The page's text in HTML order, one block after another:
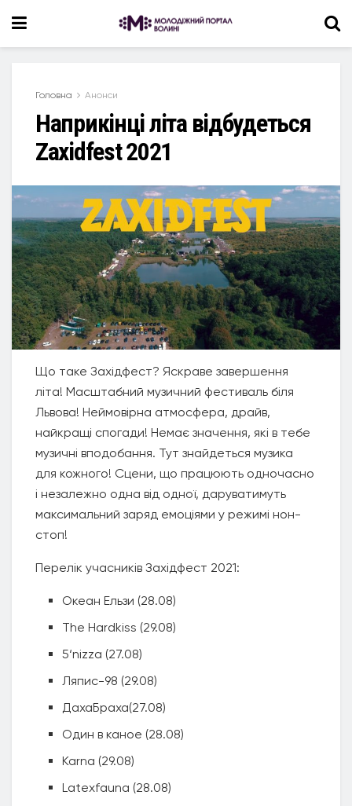
Головна Анонси
Наприкінці літа відбудеться
Zaхidfest 2021
Що таке Західфест? Яскраве завершення
літа! Масштабний музичний фестиваль біля
Львова! Неймовірна атмосфера, драйв,
найкращі спогади! Немає значення, які в тебе
музичні вподобання. Тут знайдеться музика
для кожного! Сцени, що працюють одночасно
і незалежно одна від одної, даруватимуть
максимальний заряд емоціями у режимі нон-
стоп!
Перелік учасників Західфест 2021:
Океан Ельзи (28.08)
The Hardkiss (29.08)
5‘nizza (27.08)
Ляпис-98 (29.08)
ДахаБраха(27.08)
Один в каное (28.08)
Karna (29.08)
Latexfauna (28.08)